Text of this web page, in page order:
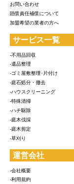
お問い合わせ
賠償責任補償について
加盟希望の業者の方へ
サービス一覧
-不用品回収
-遺品整理
-ゴミ屋敷整理･片付け
-庭石処分・撤去
-ハウスクリーニング
-特殊清掃
-ハチ駆除
-庭木伐採
-庭木剪定
-草刈り
運営会社
-会社概要
-利用規約